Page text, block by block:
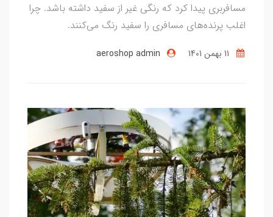
مسافربری پیدا کرد که رنگی غیر از سفید داشته باشد. چرا
اغلب پرنده‌های مسافری را سفید رنگ می‌کنند.
aeroshop admin